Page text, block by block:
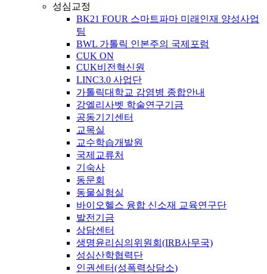
성심교정
BK21 FOUR 스마트파마 미래인재 양성사업
팀
BWL 가톨릭 인본주의 국제포럼
CUK ON
CUK비전혁신원
LINC3.0 사업단
가톨릭대학교 감염병 종합안내
강엘리사벳 학술연구기금
공동기기센터
교목실
교수학습개발원
국제교류처
기숙사
동문회
동물실험실
바이오헬스 융합 신소재 교육연구단
발전기금
상담센터
생명윤리심의위원회(IRB사무국)
성심산학협력단
인권센터(성폭력상담소)